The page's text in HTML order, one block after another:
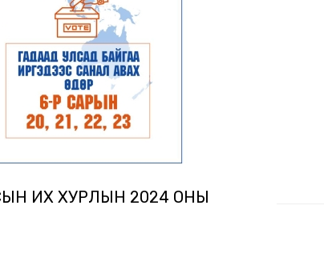
ИХ ХУРЛЫН 2024 ОНЫ